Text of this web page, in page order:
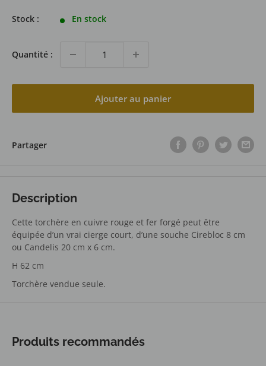
Stock : En stock
Quantité :
Ajouter au panier
Partager
Description
Cette torchère en cuivre rouge et fer forgé peut être
équipée d’un vrai cierge court, d’une souche Cirebloc 8 cm
ou Candelis 20 cm x 6 cm.
H 62 cm
Torchère vendue seule.
Produits recommandés